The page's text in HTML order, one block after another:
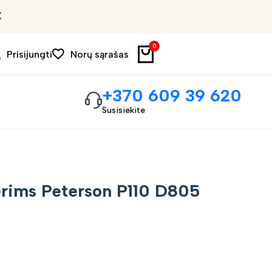
Prisijungti Norų sąrašas
0
+370 609 39 620
Susisiekite
Peterson P110 D805